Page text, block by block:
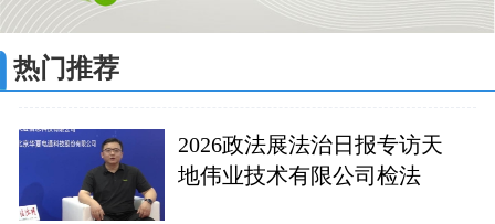
热门推荐
2026政法展法治日报专访天
地伟业技术有限公司检法